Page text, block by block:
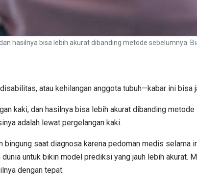
hasilnya bisa lebih akurat dibanding metode sebelumnya.
atau kehilangan anggota tubuh—kabar ini bisa
kaki, dan hasilnya bisa lebih akurat dibanding metode
adalah lewat pergelangan kaki.
saat diagnosa karena pedoman medis selama
untuk bikin model prediksi yang jauh lebih akurat.
dengan tepat.